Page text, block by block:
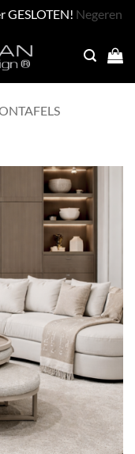
GESLOTEN! Negeren